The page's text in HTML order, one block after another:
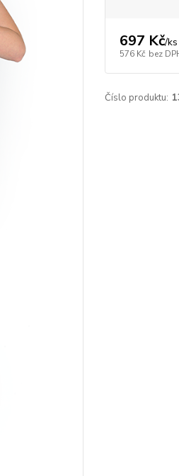
697 Kč/ks
576 Kč bez
Číslo produktu: